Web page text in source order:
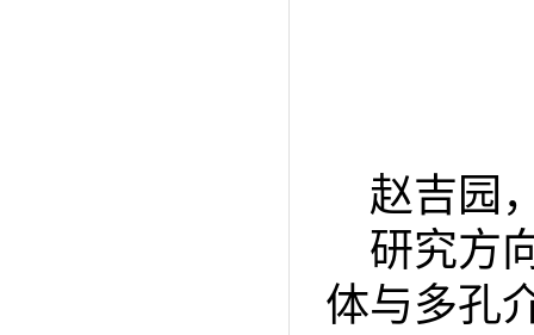
赵吉园
研究方
体与多孔